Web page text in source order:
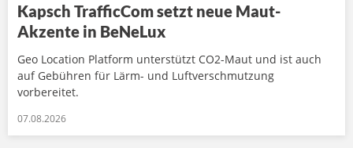
Kapsch TrafficCom setzt neue Maut-
Akzente in BeNeLux
Geo Location Platform unterstützt CO2-Maut und ist auch
auf Gebühren für Lärm- und Luftverschmutzung
vorbereitet.
07.08.2026